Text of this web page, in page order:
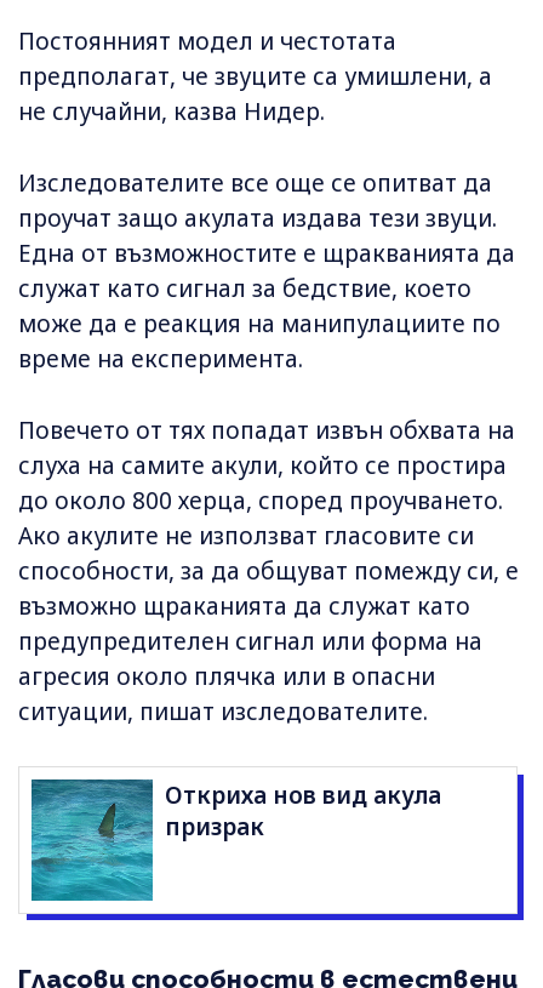
Постоянният модел и честотата
предполагат, че звуците са умишлени, а
не случайни, казва Нидер.
Изследователите все още се опитват да
проучат защо акулата издава тези звуци.
Една от възможностите е щракванията да
служат като сигнал за бедствие, което
може да е реакция на манипулациите по
време на експеримента.
Повечето от тях попадат извън обхвата на
слуха на самите акули, който се простира
до около 800 херца, според проучването.
Ако акулите не използват гласовите си
способности, за да общуват помежду си, е
възможно щраканията да служат като
предупредителен сигнал или форма на
агресия около плячка или в опасни
ситуации, пишат изследователите.
Откриха нов вид акула
призрак
Гласови способности в естествени